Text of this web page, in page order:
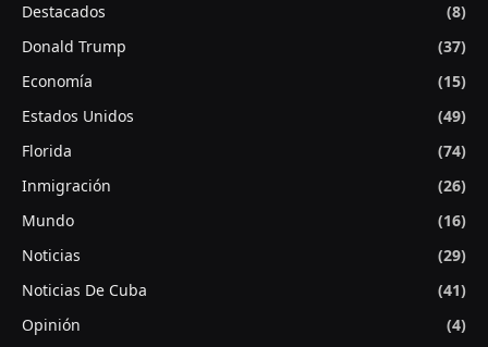
Destacados
(8)
Donald Trump
(37)
Economía
(15)
Estados Unidos
(49)
Florida
(74)
Inmigración
(26)
Mundo
(16)
Noticias
(29)
Noticias De Cuba
(41)
Opinión
(4)